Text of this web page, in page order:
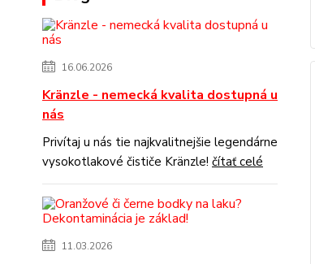
16.06.2026
Kränzle - nemecká kvalita dostupná u
nás
Privítaj u nás tie najkvalitnejšie legendárne
vysokotlakové čističe Kränzle! čítať celé
11.03.2026